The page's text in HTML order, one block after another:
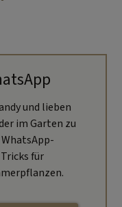
und lieben
im Garten zu
für